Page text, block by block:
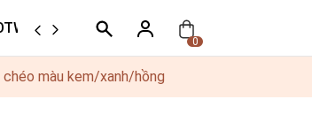
ORTHER
0
màu kem/xanh/hồng